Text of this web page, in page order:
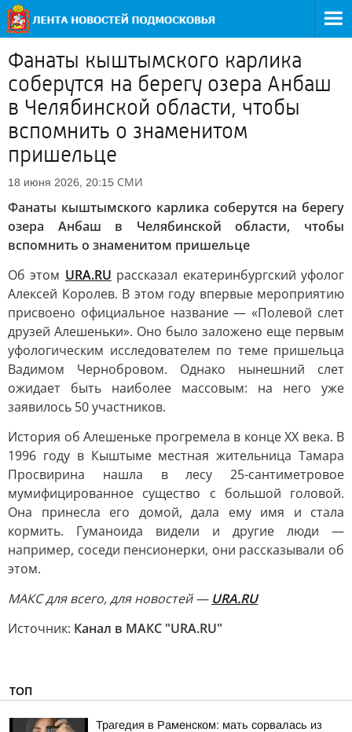
Фанаты кыштымского карлика
соберутся на берегу озера Анбаш
в Челябинской области, чтобы
вспомнить о знаменитом
пришельце
18 июня 2026, 20:15 СМИ
Фанаты кыштымского карлика соберутся на берегу
озера Анбаш в Челябинской области, чтобы
вспомнить о знаменитом пришельце
Об этом URA.RU рассказал екатеринбургский уфолог
Алексей Королев. В этом году впервые мероприятию
присвоено официальное название — «Полевой слет
друзей Алешеньки». Оно было заложено еще первым
уфологическим исследователем по теме пришельца
Вадимом Чернобровом. Однако нынешний слет
ожидает быть наиболее массовым: на него уже
заявилось 50 участников.
История об Алешеньке прогремела в конце XX века. В
1996 году в Кыштыме местная жительница Тамара
Просвирина нашла в лесу 25-сантиметровое
мумифицированное существо с большой головой.
Она принесла его домой, дала ему имя и стала
кормить. Гуманоида видели и другие люди —
например, соседи пенсионерки, они рассказывали об
этом.
MAКС для всего, для новостей — URA.RU
Источник: Канал в МАКС "URA.RU"
ТОП
Трагедия в Раменском: мать сорвалась из